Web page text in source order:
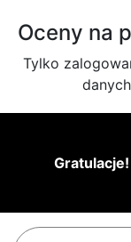
Oceny na
Tylko
Gratulacje!